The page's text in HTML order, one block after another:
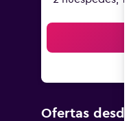
Ofertas desde